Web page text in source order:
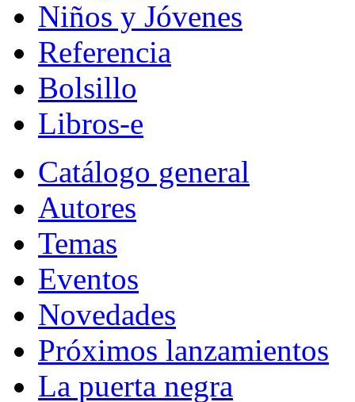
Niños y Jóvenes
Referencia
Bolsillo
Libros-e
Catálogo general
Autores
Temas
Eventos
Novedades
Próximos lanzamientos
La puerta negra